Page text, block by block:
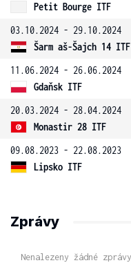
Petit Bourge ITF
03.10.2024 - 29.10.2024
Šarm aš-Šajch 14 ITF
11.06.2024 - 26.06.2024
Gdaňsk ITF
20.03.2024 - 28.04.2024
Monastir 28 ITF
09.08.2023 - 22.08.2023
Lipsko ITF
Zprávy
Nenalezeny žádné